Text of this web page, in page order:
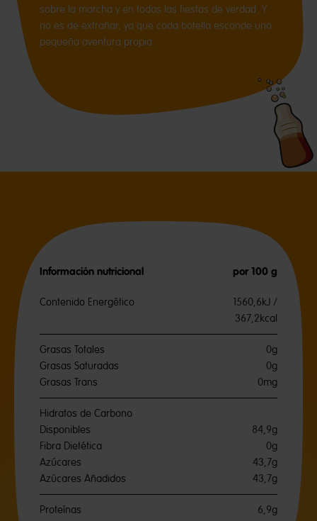
sobre la marcha y en todas las fiestas de verdad. Y
no es de extrañar, ya que cada botella esconde una
pequeña aventura propia.
Información nutricional por 100 g
Contenido Energético
1560,6kJ /
367,2kcal
Grasas Totales
0g
Grasas Saturadas
0g
Grasas Trans
0mg
Hidratos de Carbono
Disponibles
84,9g
Fibra Dietética
0g
Azúcares
43,7g
Azúcares Añadidos
43,7g
Proteínas 6,9g